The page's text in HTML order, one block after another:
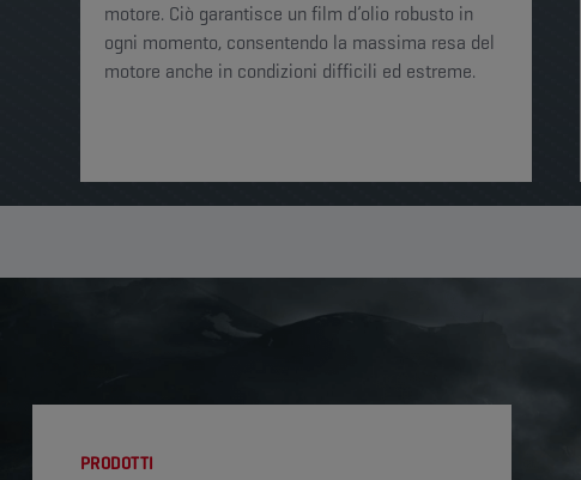
motore. Ciò garantisce un film d’olio robusto in
ogni momento, consentendo la massima resa del
motore anche in condizioni difficili ed estreme. ​​
PRODOTTI